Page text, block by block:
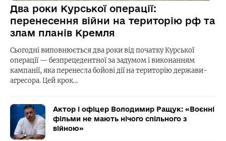
Два роки Курської операції:
перенесення війни на територію рф та
злам планів Кремля
Сьогодні виповнюється два роки від початку Курської
операції — безпрецедентної за задумом і виконанням
кампанії, яка перенесла бойові дії на територію держави-
агресора. Цей крок…
Актор і офіцер Володимир Ращук: «Воєнні
фільми не мають нічого спільного з
війною»